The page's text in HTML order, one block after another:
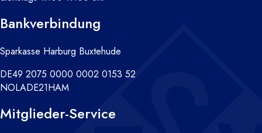
Bankverbindung
Sparkasse Harburg Buxtehude
DE49 2075 0000 0002 0153 52
NOLADE21HAM
Mitglieder-Service